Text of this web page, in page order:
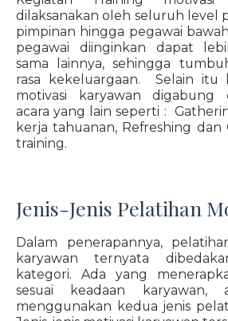
dilaksanakan oleh seluruh level
pimpinan hingga pegawai
pegawai diinginkan dapat
sama lainnya, sehingga
rasa kekeluargaan. Selain itu
motivasi karyawan digabung
acara yang lain seperti :
kerja tahuanan, Refreshing dan
training.
Jenis-Jenis Pelatihan
Dalam penerapannya,
karyawan ternyata
kategori. Ada yang
sesuai keadaan
menggunakan kedua jenis